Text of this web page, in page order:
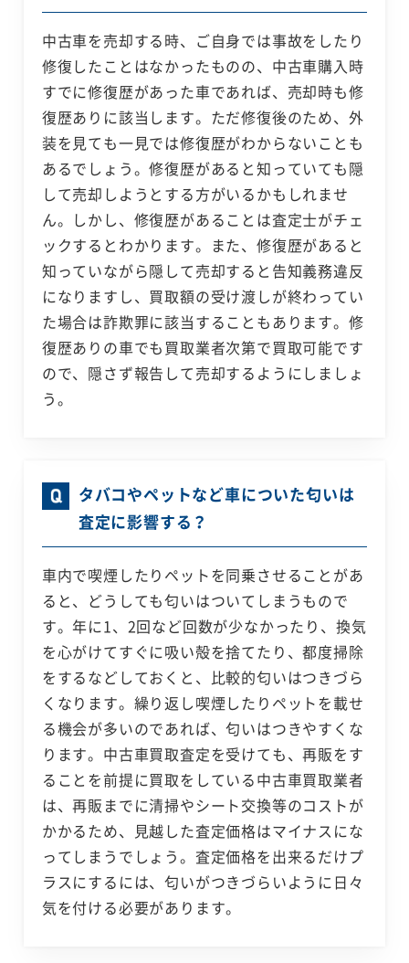
中古車を売却する時、ご自身では事故をしたり
修復したことはなかったものの、中古車購入時
すでに修復歴があった車であれば、売却時も修
復歴ありに該当します。ただ修復後のため、外
装を見ても一見では修復歴がわからないことも
あるでしょう。修復歴があると知っていても隠
して売却しようとする方がいるかもしれませ
ん。しかし、修復歴があることは査定士がチェ
ックするとわかります。また、修復歴があると
知っていながら隠して売却すると告知義務違反
になりますし、買取額の受け渡しが終わってい
た場合は詐欺罪に該当することもあります。修
復歴ありの車でも買取業者次第で買取可能です
ので、隠さず報告して売却するようにしましょ
う。
タバコやペットなど車についた匂いは
査定に影響する？
車内で喫煙したりペットを同乗させることがあ
ると、どうしても匂いはついてしまうもので
す。年に1、2回など回数が少なかったり、換気
を心がけてすぐに吸い殻を捨てたり、都度掃除
をするなどしておくと、比較的匂いはつきづら
くなります。繰り返し喫煙したりペットを載せ
る機会が多いのであれば、匂いはつきやすくな
ります。中古車買取査定を受けても、再販をす
ることを前提に買取をしている中古車買取業者
は、再販までに清掃やシート交換等のコストが
かかるため、見越した査定価格はマイナスにな
ってしまうでしょう。査定価格を出来るだけプ
ラスにするには、匂いがつきづらいように日々
気を付ける必要があります。